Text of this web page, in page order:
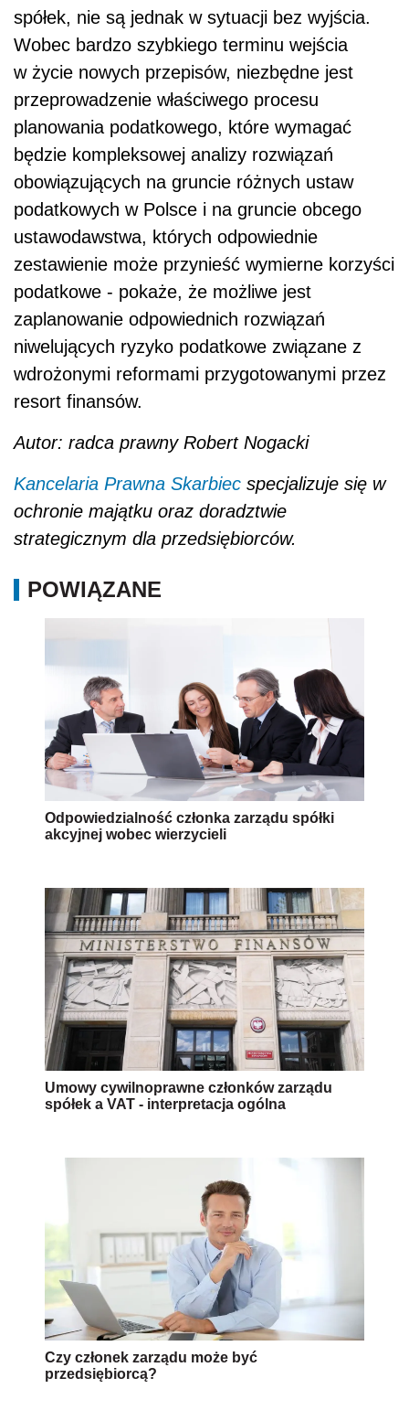
spółek, nie są jednak w sytuacji bez wyjścia.
Wobec bardzo szybkiego terminu wejścia
w życie nowych przepisów, niezbędne jest
przeprowadzenie właściwego procesu
planowania podatkowego, które wymagać
będzie kompleksowej analizy rozwiązań
obowiązujących na gruncie różnych ustaw
podatkowych w Polsce i na gruncie obcego
ustawodawstwa, których odpowiednie
zestawienie może przynieść wymierne korzyści
podatkowe - pokaże, że możliwe jest
zaplanowanie odpowiednich rozwiązań
niwelujących ryzyko podatkowe związane z
wdrożonymi reformami przygotowanymi przez
resort finansów.
Autor: radca prawny Robert Nogacki
Kancelaria Prawna Skarbiec specjalizuje się w
ochronie majątku oraz doradztwie
strategicznym dla przedsiębiorców.
POWIĄZANE
Odpowiedzialność członka zarządu spółki
akcyjnej wobec wierzycieli
Umowy cywilnoprawne członków zarządu
spółek a VAT - interpretacja ogólna
Czy członek zarządu może być
przedsiębiorcą?